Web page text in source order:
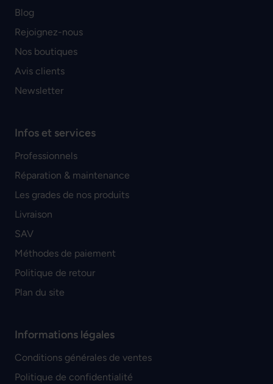
Blog
Rejoignez-nous
Nos boutiques
Avis clients
Newsletter
Infos et services
Professionnels
Réparation & maintenance
Les grades de nos produits
Livraison
SAV
Méthodes de paiement
Politique de retour
Plan du site
Informations légales
Conditions générales de ventes
Politique de confidentialité